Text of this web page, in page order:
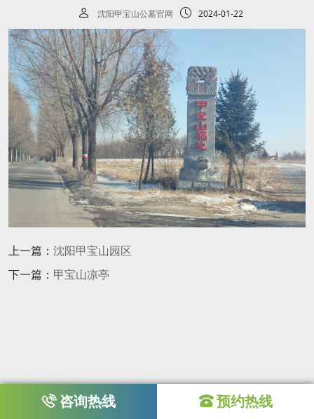
沈阳甲宝山公墓官网 2024-01-22
上一篇： 沈阳甲宝山园区
下一篇： 甲宝山凉亭
咨询热线 预约热线